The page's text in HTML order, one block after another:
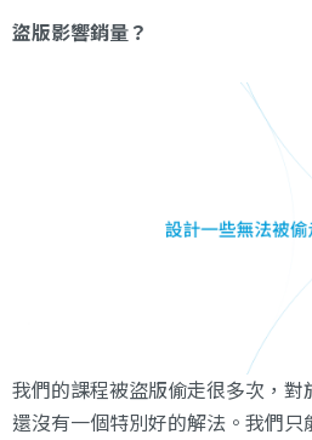
盜版影響銷量？
我們的課程被盜版偷走很多次，
還沒有一個特別好的解法。我們